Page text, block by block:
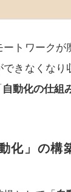
トワーク
きなくな
自動化の仕組
化」の構